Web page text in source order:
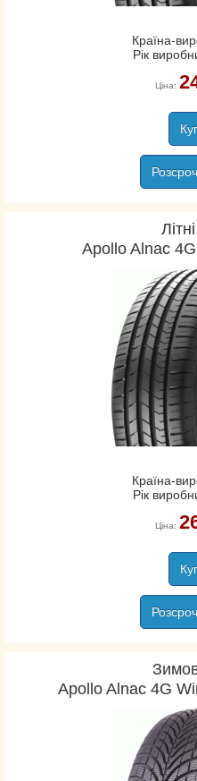
Країна-
Рік
Ціна:
Apollo Alnac
Країна-
Рік
Ціна:
Apollo Alnac 4G